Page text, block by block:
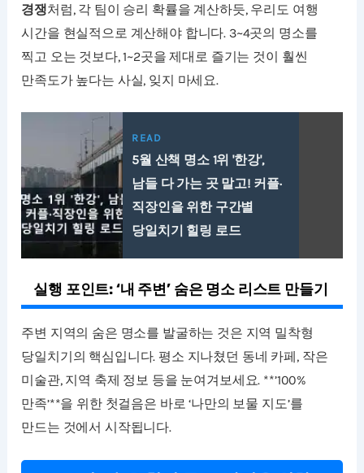
경쟁처럼, 각 팀이 승리 확률을 계산하듯, 우리도 여행
시간을 현실적으로 계산해야 합니다. 3~4곳의 명소를
찍고 오는 것보다, 1~2곳을 제대로 즐기는 것이 훨씬
만족도가 높다는 사실, 잊지 마세요.
READ
5월 산책 명소 1위 '한강',
남들 다 가는 곳 말고! 커플·
직장인을 위한 구간별
당일치기 힐링 로드
실행 포인트: ‘내 주변’ 숨은 명소 리스트 만들기
주변 지역의 숨은 명소를 발굴하는 것은 지역 밀착형
당일치기의 핵심입니다. 평소 지나쳤던 동네 카페, 작은
미술관, 지역 축제 정보 등을 눈여겨보세요. **’100%
만족’**을 위한 첫걸음은 바로 ‘나만의 보물 지도’를
만드는 것에서 시작됩니다.